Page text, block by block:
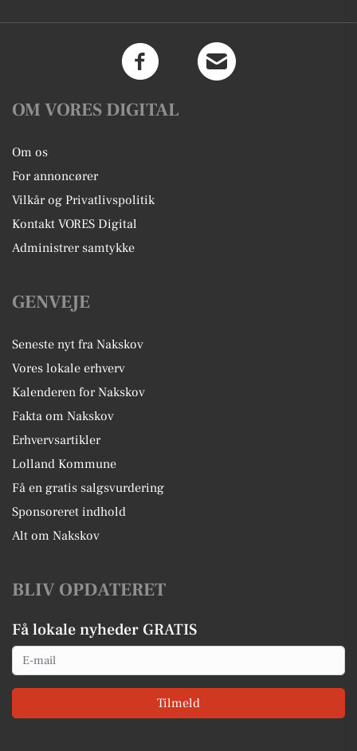
OM VORES DIGITAL
Om os
For annoncører
Vilkår og Privatlivspolitik
Kontakt VORES Digital
Administrer samtykke
GENVEJE
Seneste nyt fra Nakskov
Vores lokale erhverv
Kalenderen for Nakskov
Fakta om Nakskov
Erhvervsartikler
Lolland Kommune
Få en gratis salgsvurdering
Sponsoreret indhold
Alt om Nakskov
BLIV OPDATERET
Få lokale nyheder GRATIS
Email
Tilmeld